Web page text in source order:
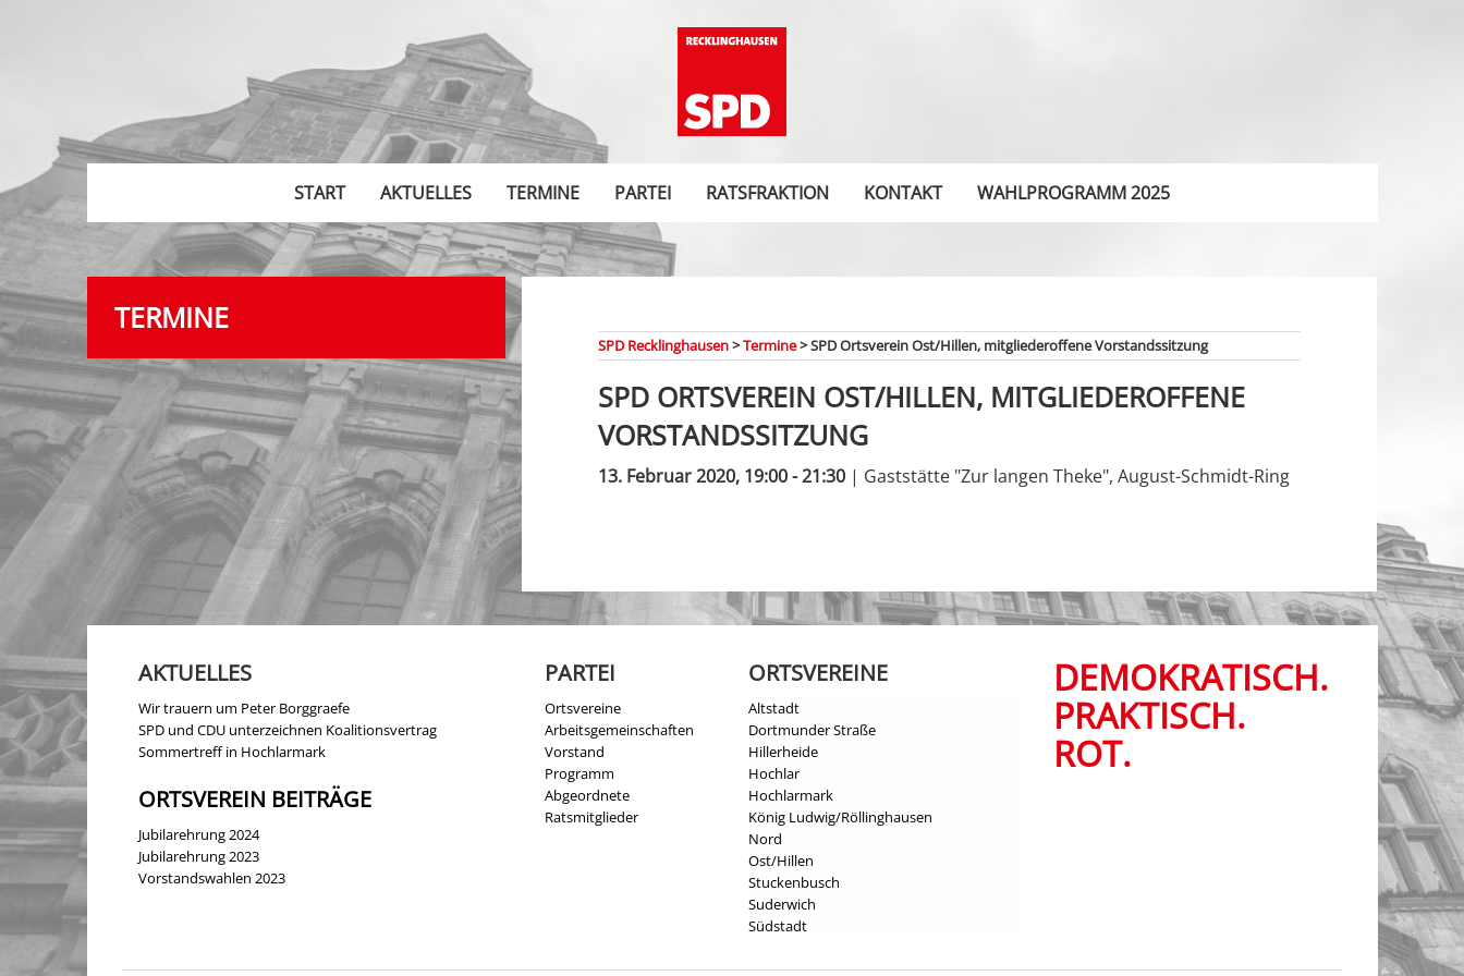
START AKTUELLES TERMINE PARTEI RATSFRAKTION KONTAKT WAHLPROGRAMM 2025
TERMINE
SPD Recklinghausen>Termine>SPD Ortsverein Ost/Hillen, mitgliederoffene Vorstandssitzung
SPD ORTSVEREIN OST/HILLEN, MITGLIEDEROFFENE
VORSTANDSSITZUNG
13. Februar 2020, 19:00 - 21:30 | Gaststätte "Zur langen Theke", August-Schmidt-Ring
AKTUELLES
Wir trauern um Peter Borggraefe
SPD und CDU unterzeichnen Koalitionsvertrag
Sommertreff in Hochlarmark
ORTSVEREIN BEITRÄGE
Jubilarehrung 2024
Jubilarehrung 2023
Vorstandswahlen 2023
PARTEI
Ortsvereine
Arbeitsgemeinschaften
Vorstand
Programm
Abgeordnete
Ratsmitglieder
ORTSVEREINE
Altstadt
Dortmunder Straße
Hillerheide
Hochlar
Hochlarmark
König Ludwig/Röllinghausen
Nord
Ost/Hillen
Stuckenbusch
Suderwich
Südstadt
DEMOKRATISCH.
PRAKTISCH.
ROT.